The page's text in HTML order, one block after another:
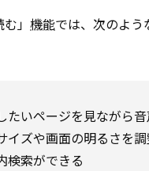
」 機能では、次のよう
いページを見ながら
ズや画面の明るさを調
索ができる